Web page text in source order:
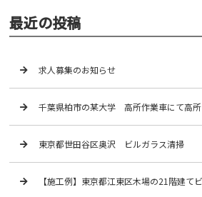
最近の投稿
求人募集のお知らせ
千葉県柏市の某大学 高所作業車にて高
東京都世田谷区奥沢 ビルガラス清掃
【施工例】東京都江東区木場の21階建て